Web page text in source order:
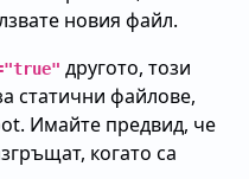
новия файл.
другото, този
статични файлове,
Имайте предвид, че
когато са